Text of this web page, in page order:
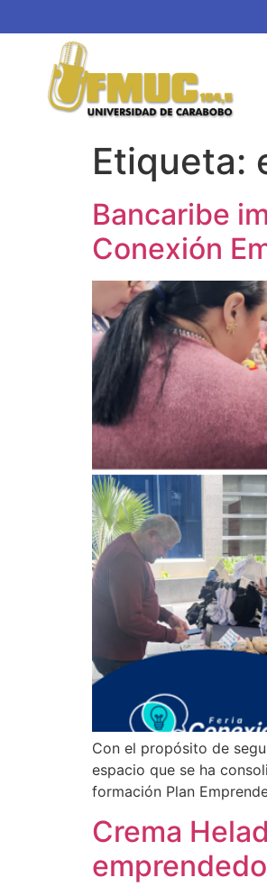
Etiqueta:
Bancaribe
Conexión
Con el propósito de
espacio que se ha
formación Plan
Crema